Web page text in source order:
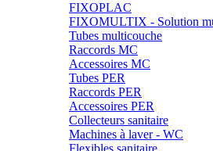
FIXOPLAC
FIXOMULTIX - Solution
Tubes multicouche
Raccords MC
Accessoires MC
Tubes PER
Raccords PER
Accessoires PER
Collecteurs sanitaire
Machines à laver - WC
Flexibles sanitaire